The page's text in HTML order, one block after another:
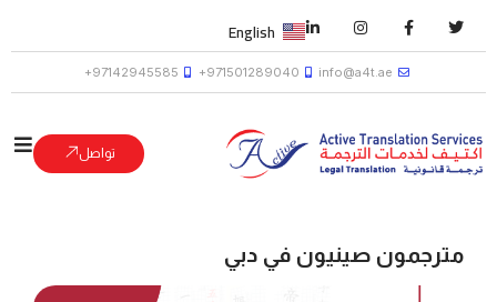
info@a4t.ae
971501289040+
97142945585+
English
تواصل
مترجمون صينيون في دبي